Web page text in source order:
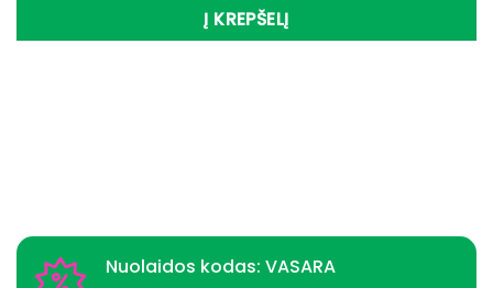
Į KREPŠELĮ
Nuolaidos kodas: VASARA